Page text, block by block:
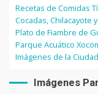
Recetas de Comidas
Cocadas, Chilacayote
Plato de Fiambre de
Parque Acuático
Imágenes de la
Imágenes